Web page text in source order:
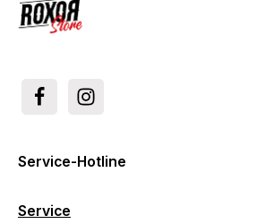
Service-Hotline
Service